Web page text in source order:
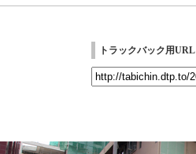
トラックバック用URL